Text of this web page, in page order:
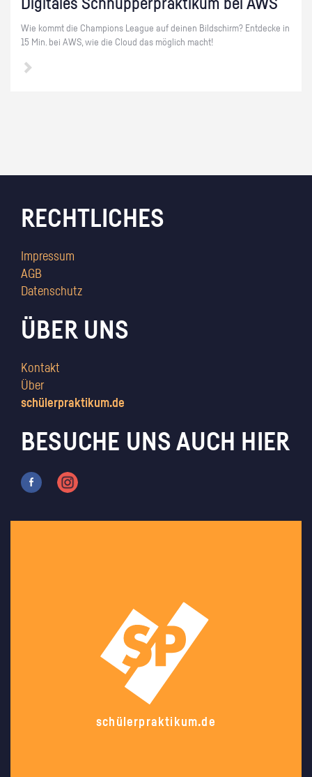
Di­gi­ta­les Schnup­per­prak­ti­kum bei AWS
Wie kommt die Cham­pi­ons Le­ague auf dei­nen Bild­schirm? Ent­de­cke in
15 Min. bei AWS, wie die Cloud das mög­lich macht!
RECHTLICHES
Impressum
AGB
Datenschutz
ÜBER UNS
Kontakt
Über
schülerpraktikum.de
BESUCHE UNS AUCH HIER
schülerpraktikum.de